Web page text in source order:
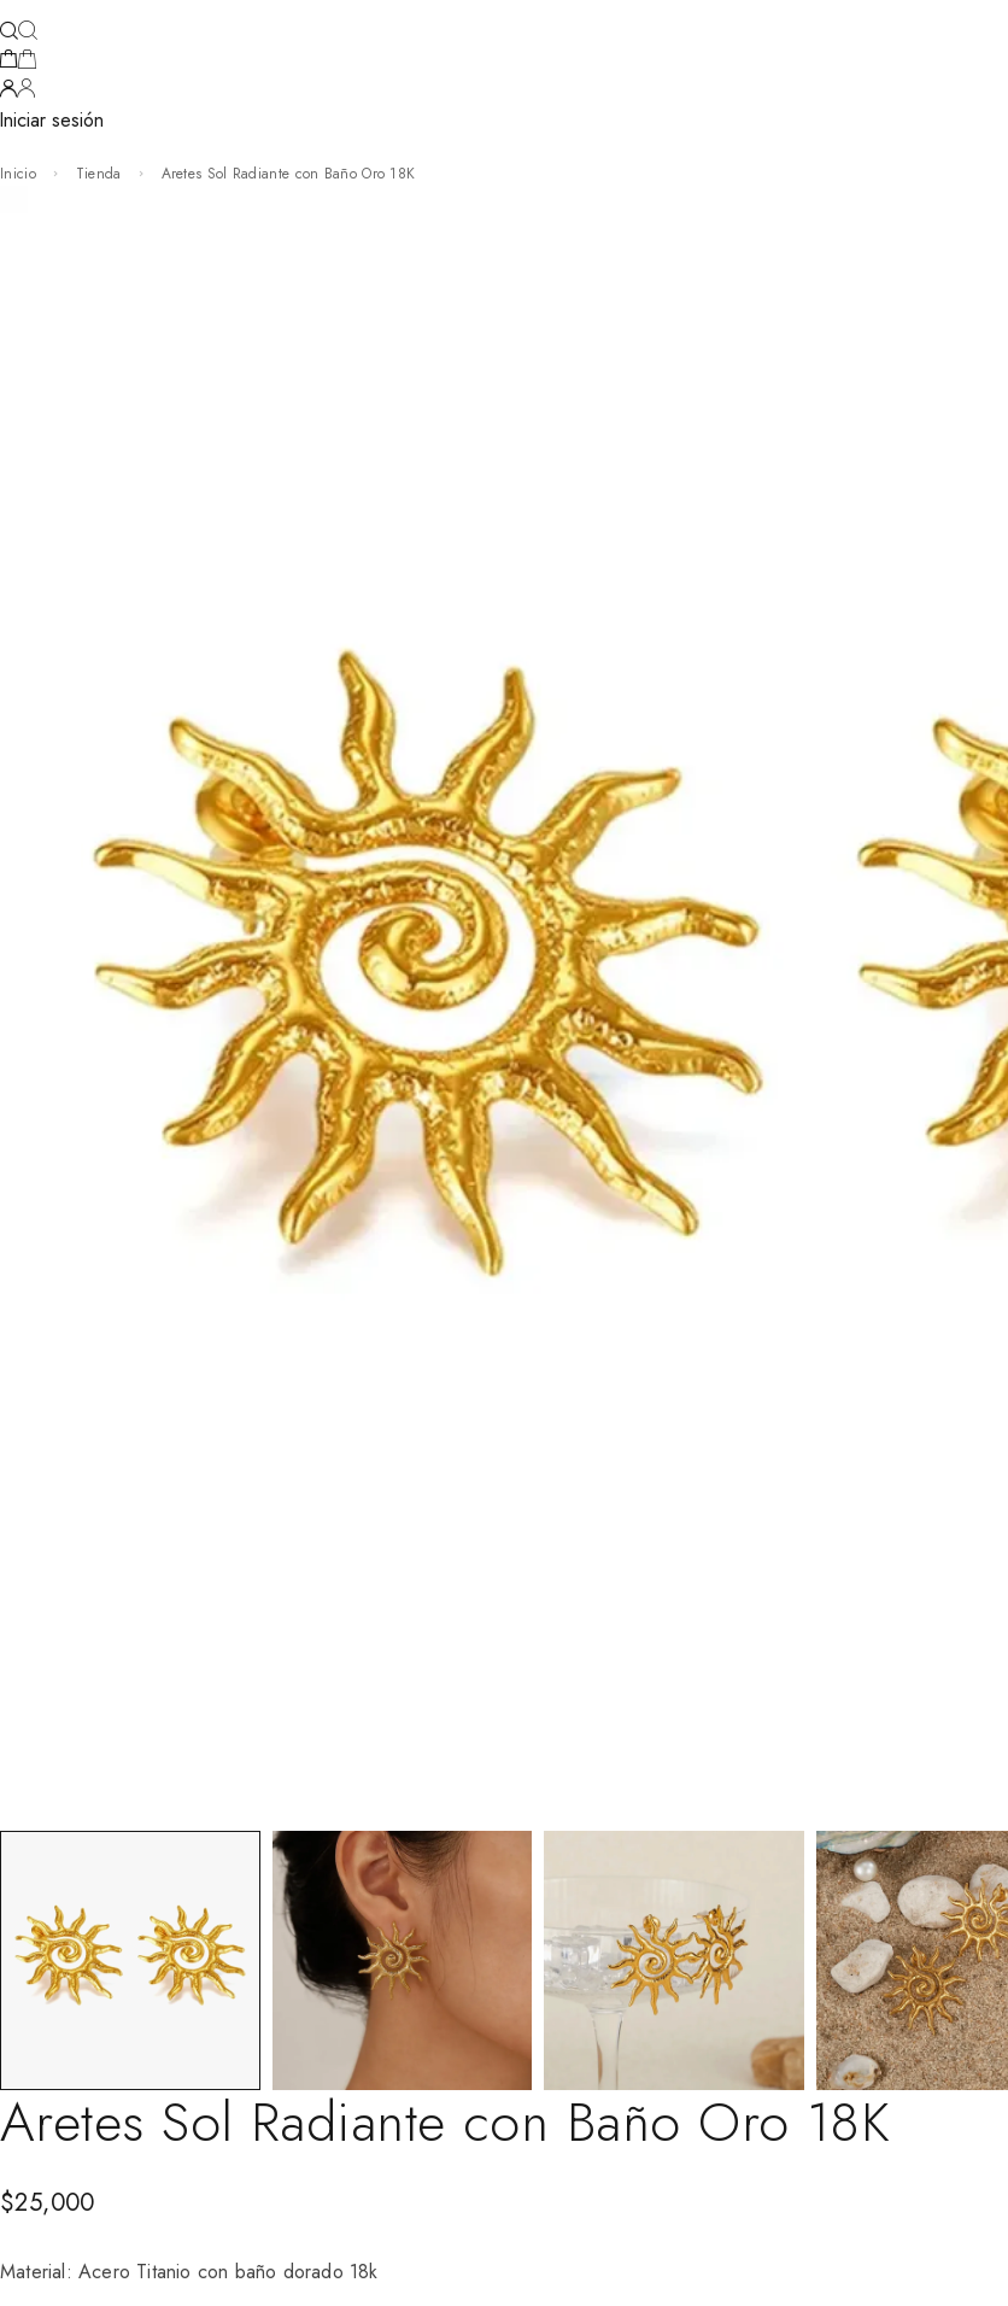
sesión
Inicio Tienda Aretes Sol Radiante con Baño Oro 18K
Aretes Sol Radiante con Baño Oro 18K
$25,000
Material: Acero Titanio con baño dorado 18k